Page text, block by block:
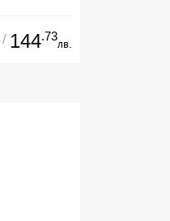
/ 144.73
лв.